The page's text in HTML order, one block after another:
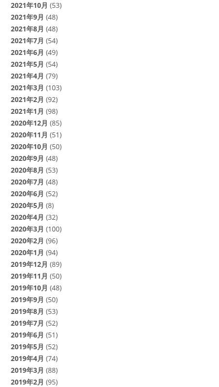
2021年10月 (53)
2021年9月 (48)
2021年8月 (48)
2021年7月 (54)
2021年6月 (49)
2021年5月 (54)
2021年4月 (79)
2021年3月 (103)
2021年2月 (92)
2021年1月 (98)
2020年12月 (85)
2020年11月 (51)
2020年10月 (50)
2020年9月 (48)
2020年8月 (53)
2020年7月 (48)
2020年6月 (52)
2020年5月 (8)
2020年4月 (32)
2020年3月 (100)
2020年2月 (96)
2020年1月 (94)
2019年12月 (89)
2019年11月 (50)
2019年10月 (48)
2019年9月 (50)
2019年8月 (53)
2019年7月 (52)
2019年6月 (51)
2019年5月 (52)
2019年4月 (74)
2019年3月 (88)
2019年2月 (95)